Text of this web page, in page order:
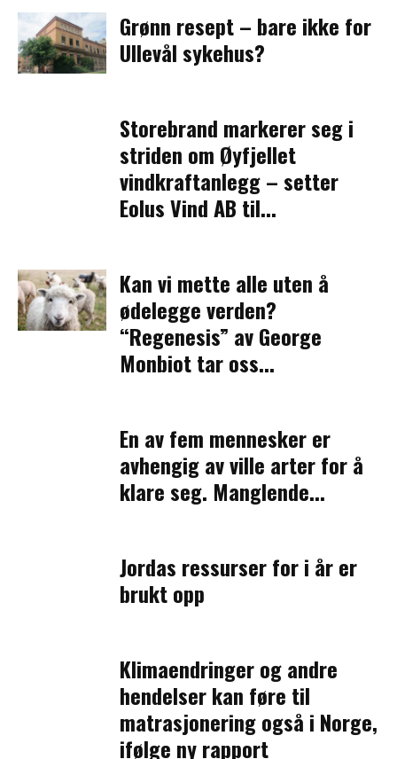
Grønn resept – bare ikke for
Ullevål sykehus?
Storebrand markerer seg i
striden om Øyfjellet
vindkraftanlegg – setter
Eolus Vind AB til...
Kan vi mette alle uten å
ødelegge verden?
“Regenesis” av George
Monbiot tar oss...
En av fem mennesker er
avhengig av ville arter for å
klare seg. Manglende...
Jordas ressurser for i år er
brukt opp
Klimaendringer og andre
hendelser kan føre til
matrasjonering også i Norge,
ifølge ny rapport